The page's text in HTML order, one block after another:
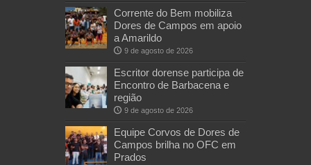
Corrente do Bem mobiliza
Dores de Campos em apoio
a Amarildo
9 de agosto de 2026
Escritor dorense participa de
Encontro de Barbacena e
região
9 de agosto de 2026
Equipe Corvos de Dores de
Campos brilha no OFC em
Prados